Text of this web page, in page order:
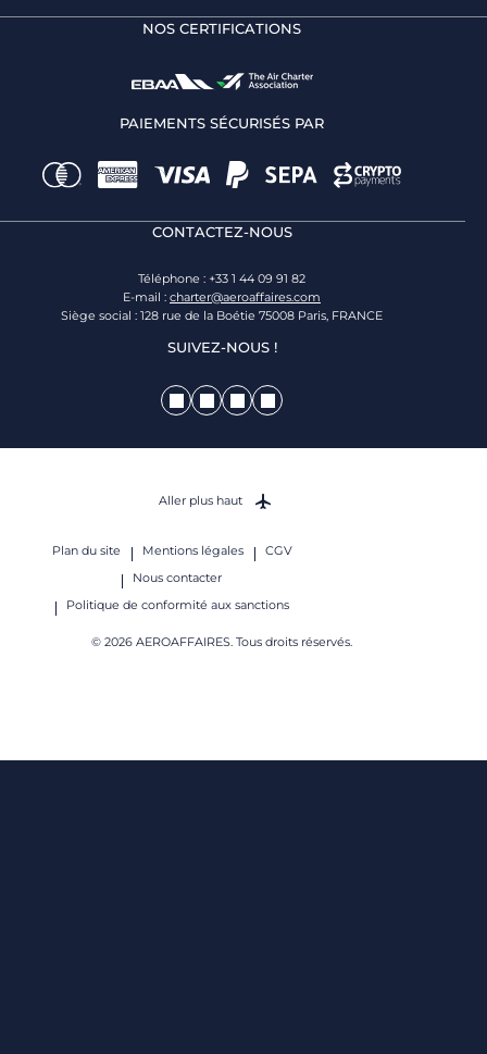
NOS CERTIFICATIONS
PAIEMENTS SÉCURISÉS PAR
CONTACTEZ-NOUS
Téléphone : +33 1 44 09 91 82
E-mail : charter@aeroaffaires.com
Siège social : 128 rue de la Boétie 75008 Paris, FRANCE
SUIVEZ-NOUS !
Plan du site Mentions légales
CGV
Nous contacter
Politique de conformité aux sanctions
© 2026 AEROAFFAIRES. Tous droits réservés.
Aller plus haut